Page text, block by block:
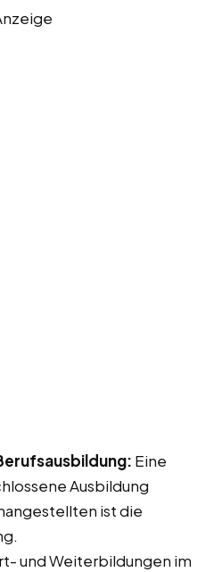
Eine
Ausbildung
ist die
und Weiterbildungen im